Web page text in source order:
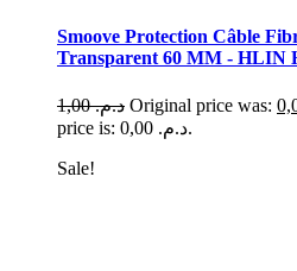
Smoove Protection Câble
Transparent 60 MM - HLIN
د.م.1,00
price is: د.م. 0,00.
Sale!